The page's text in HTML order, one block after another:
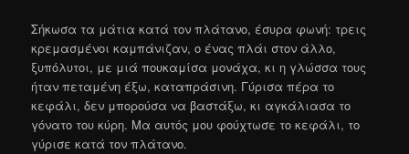
Σήκωσα τα μάτια κατά τον πλάτανο, έσυρα φωνή: τρεις
κρεμασμένοι καμπάνιζαν, ο ένας πλάι στον άλλο,
ξυπόλυτοι, με μιά πουκαμίσα μονάχα, κι η γλώσσα τους
ήταν πεταμένη έξω, καταπράσινη. Γύρισα πέρα το
κεφάλι, δεν μπορούσα να βαστάξω, κι αγκάλιασα το
γόνατο του κύρη. Μα αυτός μου φούχτωσε το κεφάλι, το
γύρισε κατά τον πλάτανο.